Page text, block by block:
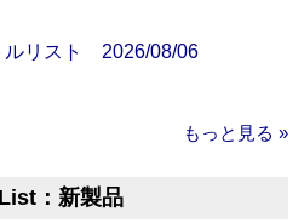
ルリスト 2026/08/06
もっと見る »
：新製品